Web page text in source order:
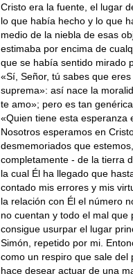
Cristo era la fuente, el lugar
lo que había hecho y lo que
medio de la niebla de esas
estimaba por encima de
que se había sentido mirado
«Sí, Señor, tú sabes que
suprema»: así nace la
te amo»; pero es tan
«Quien tiene esta esperanza
Nosotros espe­ramos en
desmemoriados que
com­pletamente - de la tierra
la cual Él ha llegado que
contado mis errores y mis
la rela­ción con Él el número
no cuentan y todo el mal
consigue usurpar el lugar
Si­món, repetido por mi.
como un respiro que sale del
hace desear actuar de una